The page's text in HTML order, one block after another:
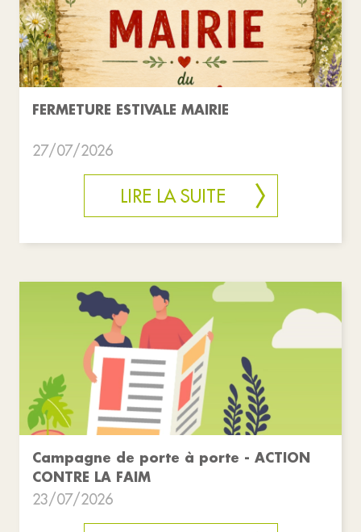
FERMETURE ESTIVALE MAIRIE
27/07/2026
LIRE LA SUITE
Campagne de porte à porte - ACTION
CONTRE LA FAIM
23/07/2026